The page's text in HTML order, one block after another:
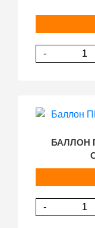
-
БАЛЛОН
-